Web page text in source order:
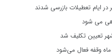
ایام تعطیلات بازرسی شدند
می‌ شود
تعیین تکلیف شد
وقفه فعال می‌شود